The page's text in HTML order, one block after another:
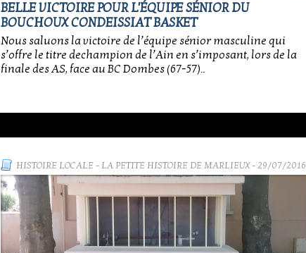
BELLE VICTOIRE POUR L'ÉQUIPE SÉNIOR DU
BOUCHOUX CONDEISSIAT BASKET
Nous saluons la victoire de l’équipe sénior masculine qui
s’offre le titre dechampion de l’Ain en s’imposant, lors de la
finale des AS, face au BC Dombes (67-57)..
HISTOIRE LOCALE- LA PETITE HISTOIRE DE MARLIEUX- 29/07/2016